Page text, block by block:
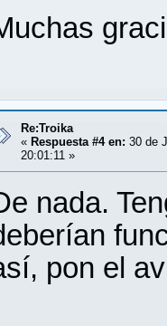
Re:Troika
« Respuesta #4 en: 30 de
20:01:11 »
nada.
pon el